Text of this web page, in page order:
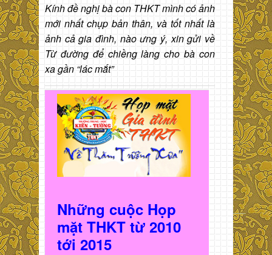
Kính đề nghị bà con THKT mình có ảnh
mới nhất chụp bản thân, và tốt nhất là
ảnh cả gia đình, nào ưng ý, xin gửi về
Từ đường để chiềng làng cho bà con
xa gần “lác mắt”
Những cuộc Họp
mặt THKT từ 2010
tới 2015